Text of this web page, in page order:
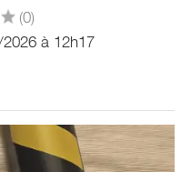
(0)
à 12h17